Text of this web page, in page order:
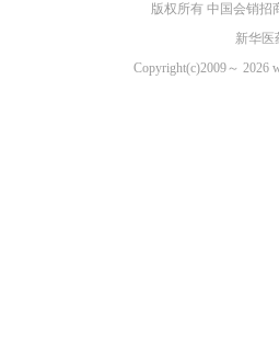
版权所有 中国会销招
新华医
Copyright(c)2009～ 2026